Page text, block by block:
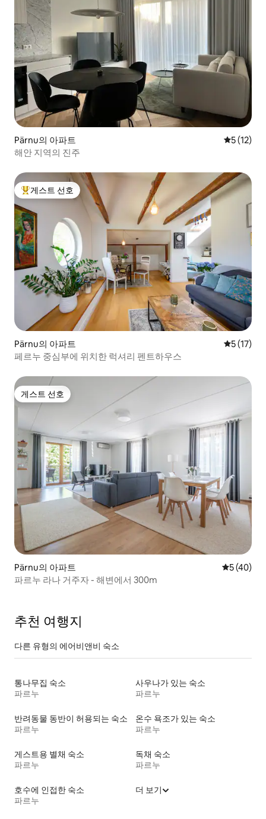
Pärnu의 아파트 평점 5점
5 (12)
해안 지역의 진주
상위 게스트 선호
게스트 선호
Pärnu의 아파트 평점 5점
5 (17)
페르누 중심부에 위치한 럭셔리 펜트하우스
게스트 선호
게스트 선호
Pärnu의 아파트 평점 5점(5
5 (40)
파르누 라나 거주자 - 해변에서 300m
추천 여행지
다른 유형의 에어비앤비 숙소
통나무집 숙소
파르누
사우나가 있는 숙소
파르누
반려동물 동반이 허용되는 숙소
파르누
온수 욕조가 있는 숙소
파르누
게스트용 별채 숙소
파르누
독채 숙소
파르누
호수에 인접한 숙소
파르누
더 보기